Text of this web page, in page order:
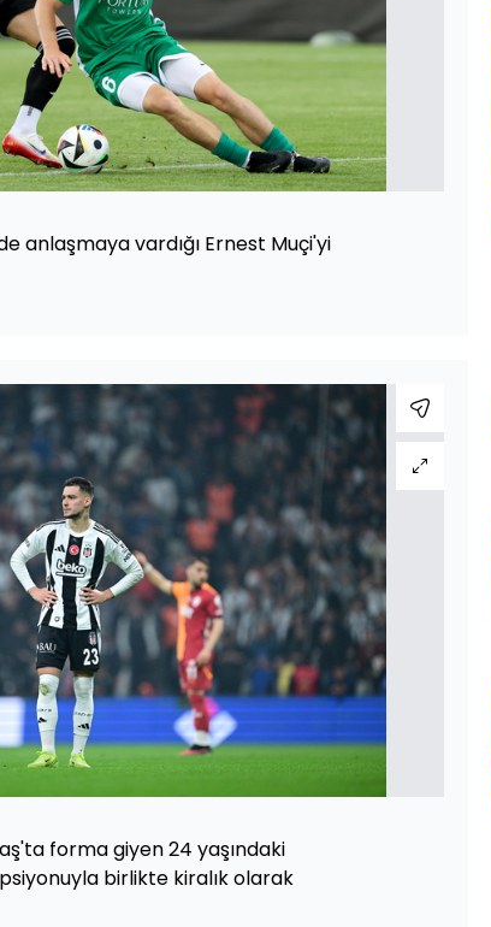
anlaşmaya vardığı Ernest Muçi'yi
forma giyen 24 yaşındaki
birlikte kiralık olarak